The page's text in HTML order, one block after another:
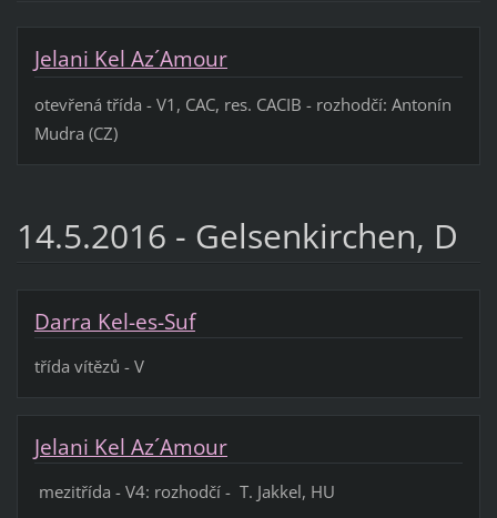
Jelani Kel Az´Amour
otevřená třída - V1, CAC, res. CACIB - rozhodčí: Antonín
Mudra (CZ)
14.5.2016 - Gelsenkirchen, D
Darra Kel-es-Suf
třída vítězů - V
Jelani Kel Az´Amour
mezitřída - V4: rozhodčí - T. Jakkel, HU